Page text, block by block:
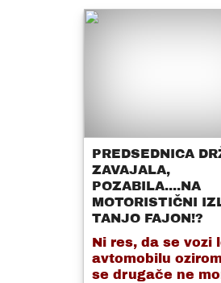
PREDSEDNICA
ZAVAJALA,
POZABILA....NA
MOTORISTIČNI
TANJO FAJON!?
Ni res, da se vozi
avtomobilu
se drugače ne